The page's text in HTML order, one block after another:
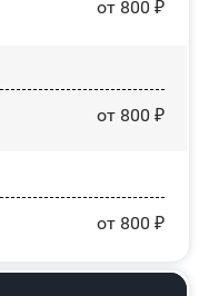
от 800 ₽
от 800 ₽
от 800 ₽